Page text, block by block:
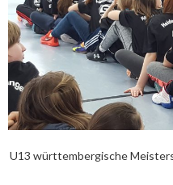
U13 württembergische